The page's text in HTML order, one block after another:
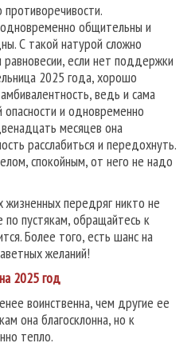
общительны и
С такой натурой сложно
если нет поддержки
2025 года, хорошо
ведь и сама
и одновременно
месяцев она
расслабиться и передохнуть.
спокойным, от него не надо
передряг никто не
по пустякам, обращайтесь к
Более того, есть шанс на
желаний!
2025 год
воинственна, чем другие ее
она благосклонна, но к
тепло.